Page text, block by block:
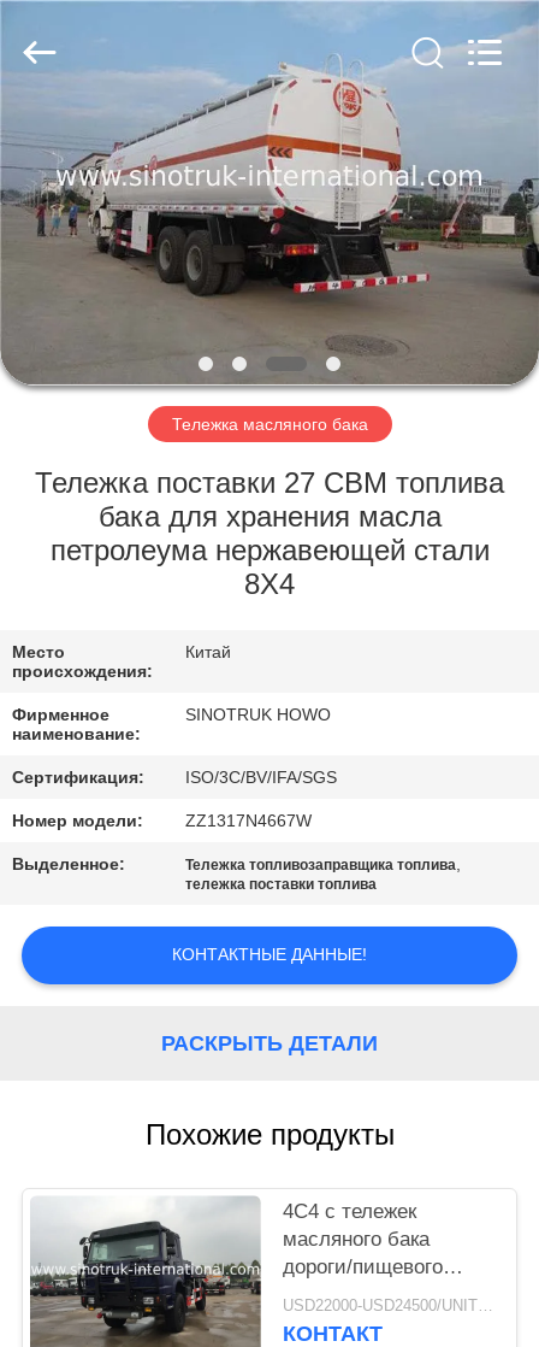
ДОМОЙ
ПРОДУКТЫ
ЭКСКУРСИЯ
ЗАВОДУ
КОНТРОЛЬ
СВЯЖИТЕСЬ
С
НАМИ
ЗАПРОСИТЕ
ЦИТАТУ
КАРТА
САЙТА
ПОЛИТИКА
LTD..
Rights
Тележка масляного бака
Тележка поставки 27 CBM топлива
бака для хранения масла
петролеума нержавеющей стали
8X4
Место
происхождения:
Китай
Фирменное
наименование:
SINOTRUK HOWO
Сертификация: ISO/3C/BV/IFA/SGS
Номер модели: ZZ1317N4667W
Выделенное: Тележка топливозаправщика топлива,
тележка поставки топлива
КОНТАКТНЫЕ ДАННЫЕ!
РАСКРЫТЬ ДЕТАЛИ
Похожие продукты
4С4 с тележек
масляного бака
дороги/пищевого
масла перехода
тележки муфты
USD22000-USD24500/UNIT)negotiation MOQ:1 ЕДИНИЦА
КОНТАКТ